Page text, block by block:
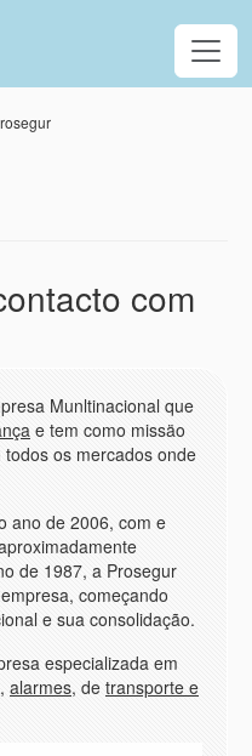
com
Munltinacional que
e tem como missäo
os mercados onde
ano de 2006, com e
de 1987, a Prosegur
começando
e sua consolidação.
especializada em
, alarmes, de transporte e